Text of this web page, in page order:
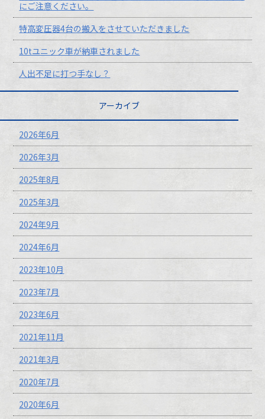
にご注意ください。
特高変圧器4台の搬入をさせていただきました
10tユニック車が納車されました
人出不足に打つ手なし？
アーカイブ
2026年6月
2026年3月
2025年8月
2025年3月
2024年9月
2024年6月
2023年10月
2023年7月
2023年6月
2021年11月
2021年3月
2020年7月
2020年6月